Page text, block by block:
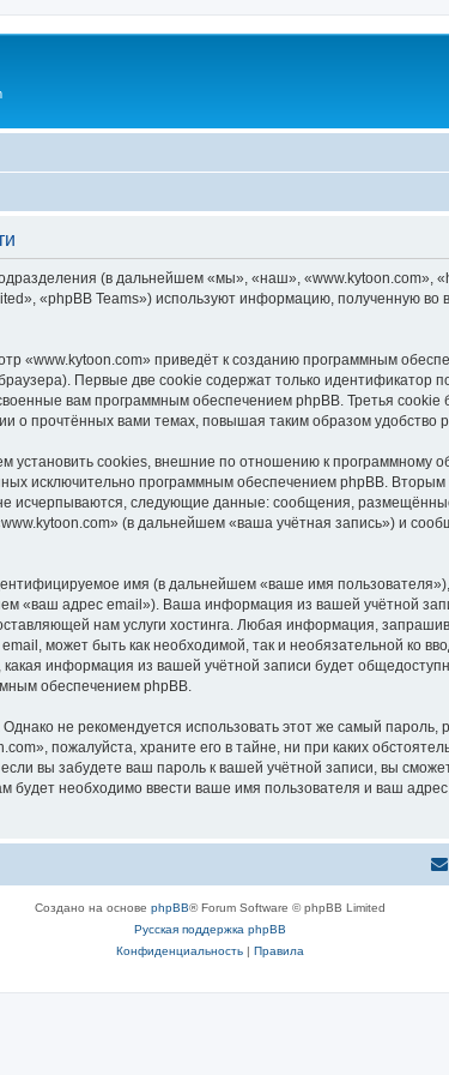
(в дальнейшем «мы», «наш», «www.kytoon.com»,
«phpBB Teams») используют информацию, полученную
«www.kytoon.com» приведёт к созданию программным
Первые две cookie содержат только идентификатор
вам программным обеспечением phpBB. Третья
о прочтённых вами темах, повышая таким образом удобство
cookies, внешние по отношению к программному
исключительно программным обеспечением phpBB.
исчерпываются, следующие данные: сообщения,
(в дальнейшем «ваша учётная запись») и
имя (в дальнейшем «ваше имя
«ваш адрес email»). Ваша информация из вашей учётной
нам услуги хостинга. Любая информация,
может быть как необходимой, так и необязательной ко
информация из вашей учётной записи будет
обеспечением phpBB.
не рекомендуется использовать этот же самый пароль,
пожалуйста, храните его в тайне, ни при каких
вы забудете ваш пароль к вашей учётной записи, вы
необходимо ввести ваше имя пользователя и ваш
Создано на основе phpBB® Forum Software © phpBB Limited
Русская поддержка phpBB
Конфиденциальность| Правила